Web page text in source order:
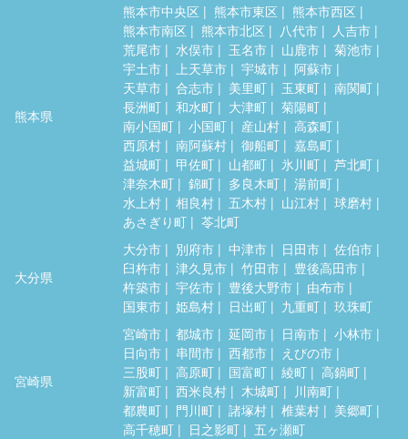
熊本県
熊本市中央区 熊本市東区
熊本市西区
熊本市南区
熊本市北区 八代市
人吉市
荒尾市
水俣市 玉名市 山鹿市
菊池市
宇土市
上天草市 宇城市
阿蘇市
天草市
合志市 美里町 玉東町
南関町
長洲町
和水町 大津町
菊陽町
南小国町
小国町 産山村
高森町
西原村
南阿蘇村 御船町
嘉島町
益城町
甲佐町 山都町 氷川町
芦北町
津奈木町
錦町 多良木町
湯前町
水上村
相良村 五木村 山江村
球磨村
あさぎり町
苓北町
大分県
大分市 別府市 中津市 日田市
佐伯市
臼杵市
津久見市 竹田市
豊後高田市
杵築市
宇佐市 豊後大野市
由布市
国東市
姫島村 日出町 九重町 玖珠町
宮崎県
宮崎市 都城市 延岡市 日南市
小林市
日向市
串間市 西都市
えびの市
三股町
高原町 国富町 綾町
高鍋町
新富町
西米良村 木城町
川南町
都農町
門川町 諸塚村 椎葉村
美郷町
高千穂町
日之影町 五ヶ瀬町